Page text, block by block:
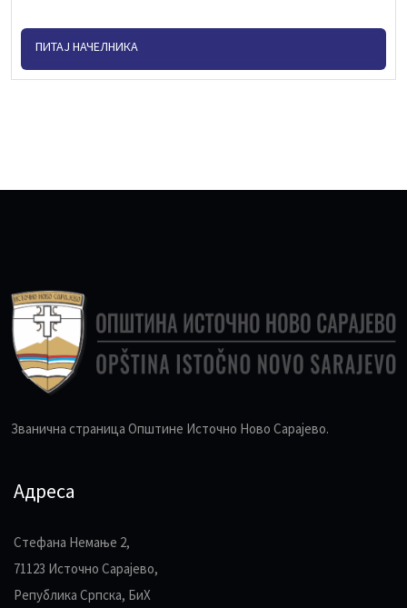
ПИТАЈ НАЧЕЛНИКА
Званична страница Општине Источно Ново Сарајево.
Адреса
Стефана Немање 2,
71123 Источно Сарајево,
Република Српска, БиХ